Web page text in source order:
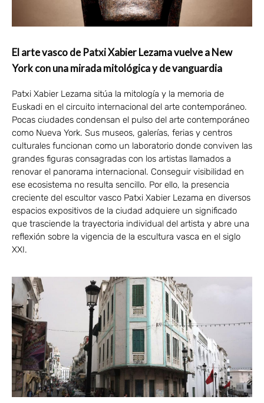
El arte vasco de Patxi Xabier Lezama vuelve a New
York con una mirada mitológica y de vanguardia
Patxi Xabier Lezama sitúa la mitología y la memoria de
Euskadi en el circuito internacional del arte contemporáneo.
Pocas ciudades condensan el pulso del arte contemporáneo
como Nueva York. Sus museos, galerías, ferias y centros
culturales funcionan como un laboratorio donde conviven las
grandes figuras consagradas con los artistas llamados a
renovar el panorama internacional. Conseguir visibilidad en
ese ecosistema no resulta sencillo. Por ello, la presencia
creciente del escultor vasco Patxi Xabier Lezama en diversos
espacios expositivos de la ciudad adquiere un significado
que trasciende la trayectoria individual del artista y abre una
reflexión sobre la vigencia de la escultura vasca en el siglo
XXI.